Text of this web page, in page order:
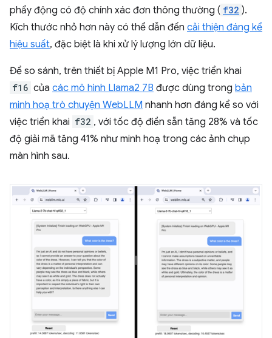
phẩy động có độ chính xác đơn thông thường ( f32 ).
Kích thước nhỏ hơn này có thể dẫn đến cải thiện đáng kể
hiệu suất, đặc biệt là khi xử lý lượng lớn dữ liệu.
Để so sánh, trên thiết bị Apple M1 Pro, việc triển khai
f16 của các mô hình Llama2 7B được dùng trong bản
minh hoạ trò chuyện WebLLM nhanh hơn đáng kể so với
việc triển khai f32 , với tốc độ điền sẵn tăng 28% và tốc
độ giải mã tăng 41% như minh hoạ trong các ảnh chụp
màn hình sau.